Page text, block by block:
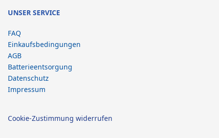
UNSER SERVICE
FAQ
Einkaufsbedingungen
AGB
Batterieentsorgung
Datenschutz
Impressum
Cookie-Zustimmung widerrufen